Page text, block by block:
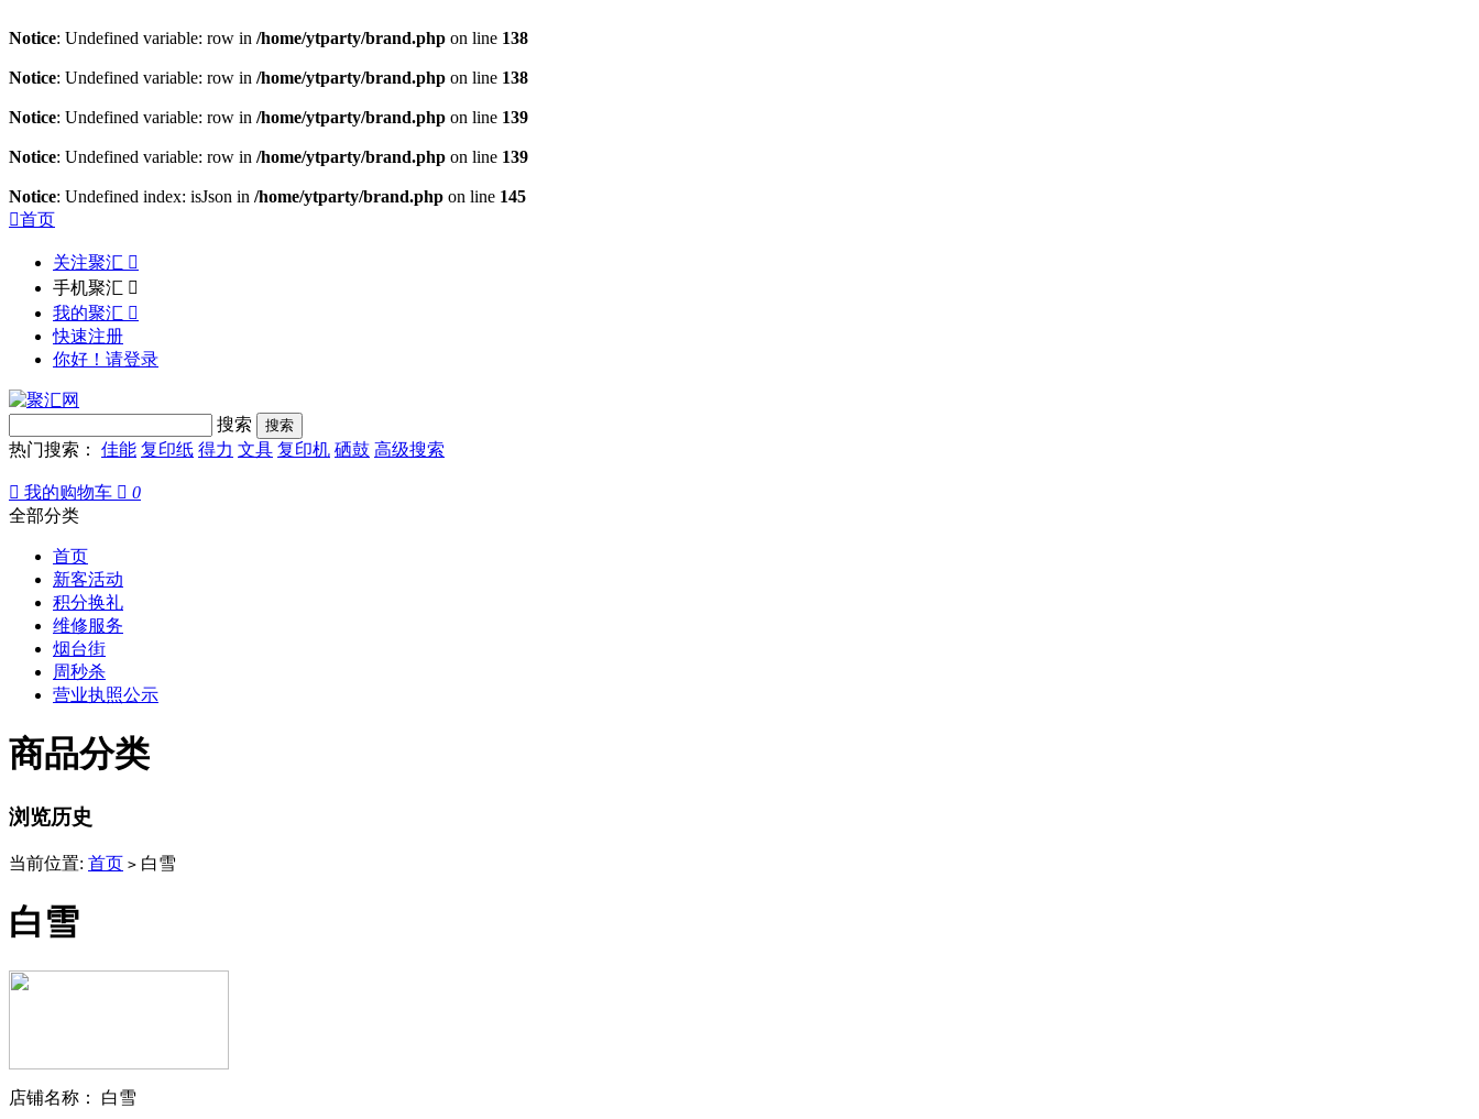
Notice: Undefined variable: row in /home/ytparty/brand.php on line 138
Notice: Undefined variable: row in /home/ytparty/brand.php on line 138
Notice: Undefined variable: row in /home/ytparty/brand.php on line 139
Notice: Undefined variable: row in /home/ytparty/brand.php on line 139
Notice: Undefined index: isJson in /home/ytparty/brand.php on line 145
首页
关注聚汇 
手机聚汇 
我的聚汇 
快速注册
你好！请登录
搜索
热门搜索： 佳能 复印纸 得力 文具 复印机 硒鼓 高级搜索
 我的购物车  0
全部分类
首页
新客活动
积分换礼
维修服务
烟台街
周秒杀
营业执照公示
商品分类
浏览历史
当前位置: 首页 > 白雪
白雪
店铺名称： 白雪